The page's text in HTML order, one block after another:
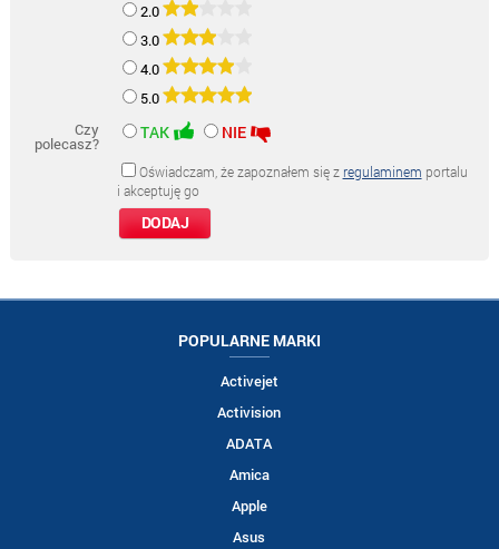
2.0
3.0
4.0
5.0
Czy
polecasz?
TAK NIE
Oświadczam, że zapoznałem się z regulaminem portalu
i akceptuję go
POPULARNE MARKI
Activejet
Activision
ADATA
Amica
Apple
Asus